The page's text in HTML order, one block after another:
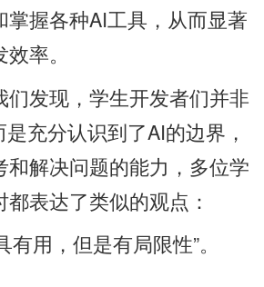
掌握各种AI工具，从而显著
率。
发现，学生开发者们并非
充分认识到了AI的边界，
和解决问题的能力，多位学
表达了类似的观点：
用，但是有局限性”。